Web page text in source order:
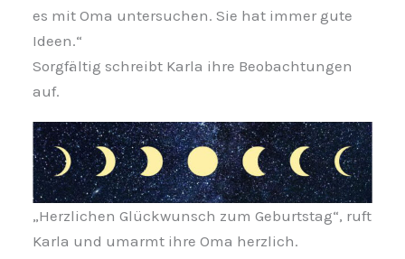
es mit Oma untersuchen. Sie hat immer gute
Ideen.“
Sorgfältig schreibt Karla ihre Beobachtungen
auf.
„Herzlichen Glückwunsch zum Geburtstag“, ruft
Karla und umarmt ihre Oma herzlich.